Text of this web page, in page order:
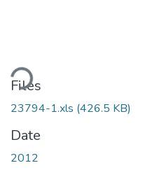
Files
23794-1.xls (426.5 KB)
Date
2012